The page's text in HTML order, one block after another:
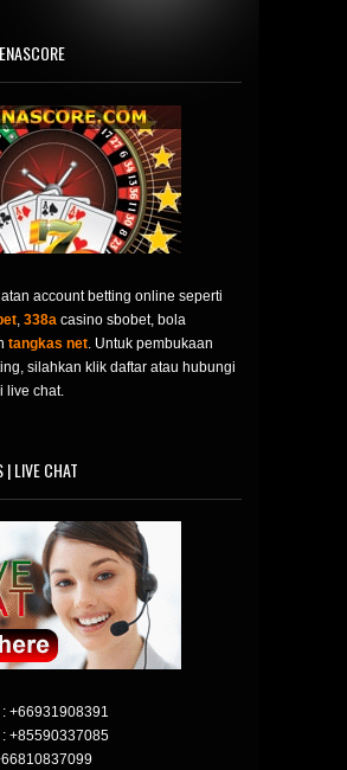
account betting online seperti
, 338a casino sbobet, bola
tangkas net. Untuk pembukaan
silahkan klik daftar atau hubungi
live chat.
| LIVE CHAT
+66931908391
+85590337085